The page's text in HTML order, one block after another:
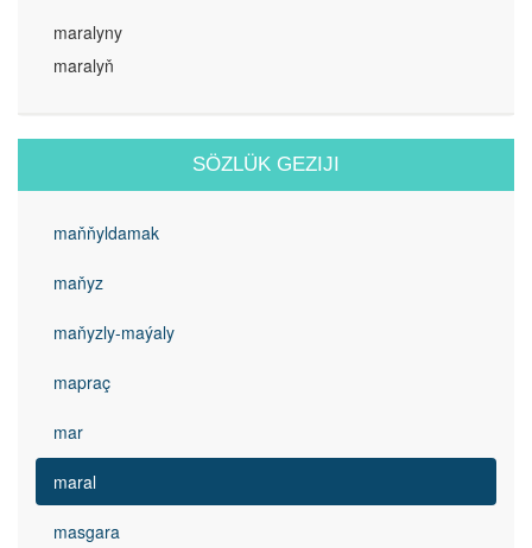
maralyny
maralyň
SÖZLÜK GEZIJI
maňňyldamak
maňyz
maňyzly-maýaly
mapraç
mar
maral
masgara